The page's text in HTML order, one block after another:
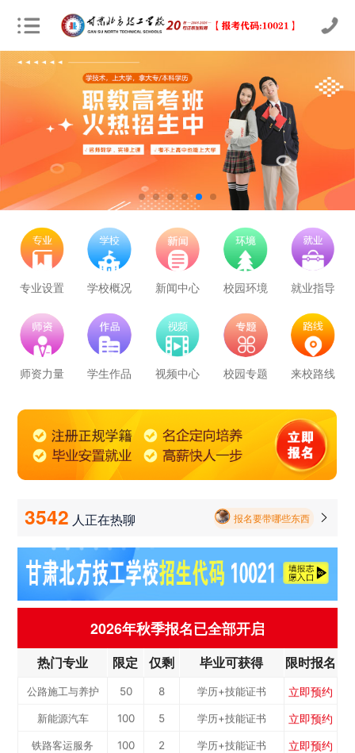
专业设置 学校概况 新闻中心 校园环境 就业指导
师资力量 学生作品 视频中心 校园专题 来校路线
3542 人正在热聊
学校里面的漂亮女孩子多不多呀
报名要带哪些东西
毕业以后的就业率怎么样呀
学校环境怎么样啊 视频上看上去还挺不 错的 有实地去看过的么
学校里面的漂亮女孩子多不多呀
报名要带哪些东西 
2026年秋季报名已全部开启
热门专业 限定 仅剩 毕业可获得 限时报名
公路施工与养护 50 8 学历+技能证书 立即预约
立即预约
电力机车运用与
检...
50 7 学历+技能证书 立即预约
立即预约
消防工程技术 50
幼儿教育 7 学历+技能证书
计算机应用与维修 50 3 学历+技能证书 立即预约
机电一体化 50 6 学历+技能证书 立即预约
数控加工(数控车... 50 5 学历+技能证书
电子商务 50 3 学历+技能证书 立即预约
公路施工与养护 50 8 学历+技能证书 立即预约
新能源汽车 100 5 学历+技能证书 立即预约
铁路客运服务 100 2 学历+技能证书 立即预约